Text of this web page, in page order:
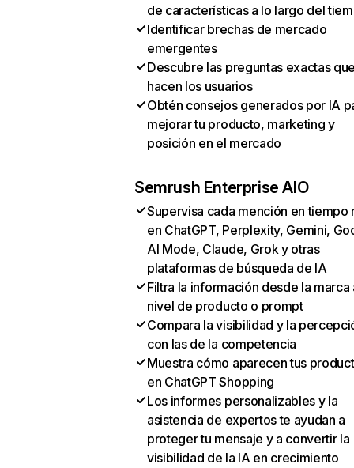
de características a lo largo del
Identificar brechas de mercado
emergentes
Descubre las preguntas exactas
hacen los usuarios
Obtén consejos generados por IA
mejorar tu producto, marketing y
posición en el mercado
Semrush Enterprise AIO
Supervisa cada mención en tiempo
en ChatGPT, Perplexity, Gemini,
AI Mode, Claude, Grok y otras
plataformas de búsqueda de IA
Filtra la información desde la marca
nivel de producto o prompt
Compara la visibilidad y la
con las de la competencia
Muestra cómo aparecen tus
en ChatGPT Shopping
Los informes personalizables y la
asistencia de expertos te ayudan a
proteger tu mensaje y a convertir la
visibilidad de la IA en crecimiento